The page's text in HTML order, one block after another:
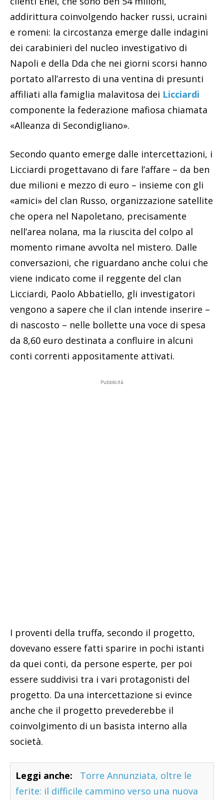
addirittura coinvolgendo hacker russi, ucraini
e romeni: la circostanza emerge dalle indagini
dei carabinieri del nucleo investigativo di
Napoli e della Dda che nei giorni scorsi hanno
portato all’arresto di una ventina di presunti
affiliati alla famiglia malavitosa dei Licciardi
componente la federazione mafiosa chiamata
«Alleanza di Secondigliano».
Secondo quanto emerge dalle intercettazioni, i
Licciardi progettavano di fare l’affare – da ben
due milioni e mezzo di euro – insieme con gli
«amici» del clan Russo, organizzazione satellite
che opera nel Napoletano, precisamente
nell’area nolana, ma la riuscita del colpo al
momento rimane avvolta nel mistero. Dalle
conversazioni, che riguardano anche colui che
viene indicato come il reggente del clan
Licciardi, Paolo Abbatiello, gli investigatori
vengono a sapere che il clan intende inserire –
di nascosto – nelle bollette una voce di spesa
da 8,60 euro destinata a confluire in alcuni
conti correnti appositamente attivati.
Pubblicità
I proventi della truffa, secondo il progetto,
dovevano essere fatti sparire in pochi istanti
da quei conti, da persone esperte, per poi
essere suddivisi tra i vari protagonisti del
progetto. Da una intercettazione si evince
anche che il progetto prevederebbe il
coinvolgimento di un basista interno alla
società.
Leggi anche:
Torre Annunziata, oltre le
ferite: il difficile cammino verso una nuova